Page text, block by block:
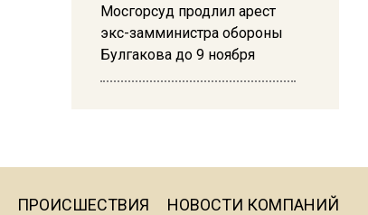
Мосгорсуд продлил арест
экс-замминистра обороны
Булгакова до 9 ноября
16:19
ПРОИСШЕСТВИЯ НОВОСТИ КОМПАНИЙ